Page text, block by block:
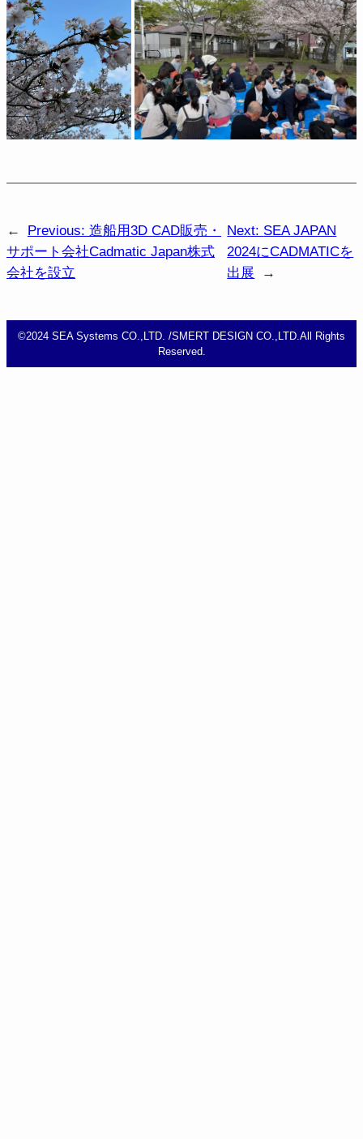
← Previous: 造船用3D CAD販売・
サポート会社Cadmatic Japan株式
会社を設立
Next: SEA JAPAN
2024にCADMATICを
出展
→
​©2024 SEA Systems CO.,LTD. /SMERT DESIGN CO.,LTD.All Rights
Reserved.